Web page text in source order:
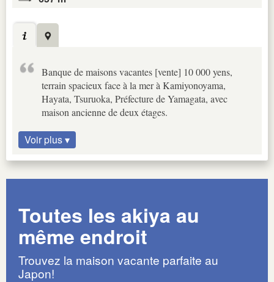
Banque de maisons vacantes [vente] 10 000 yens,
terrain spacieux face à la mer à Kamiyonoyama,
Hayata, Tsuruoka, Préfecture de Yamagata, avec
maison ancienne de deux étages.
Voir plus ▾
Toutes les akiya au
même endroit
Trouvez la maison vacante parfaite au
Japon!